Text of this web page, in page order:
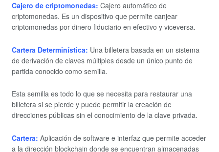
Cajero de criptomonedas: Cajero automático de
criptomonedas. Es un dispositivo que permite canjear
criptomonedas por dinero fiduciario en efectivo y viceversa.
Cartera Determinística: Una billetera basada en un sistema
de derivación de claves múltiples desde un único punto de
partida conocido como semilla.
Esta semilla es todo lo que se necesita para restaurar una
billetera si se pierde y puede permitir la creación de
direcciones públicas sin el conocimiento de la clave privada.
Cartera: Aplicación de software e interfaz que permite acceder
a la dirección blockchain donde se encuentran almacenadas